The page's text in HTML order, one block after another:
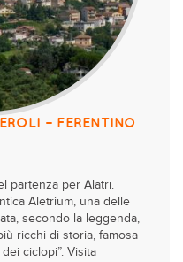
– FERENTINO
partenza per Alatri.
Aletrium, una delle
secondo la leggenda,
ricchi di storia, famosa
ciclopi”. Visita